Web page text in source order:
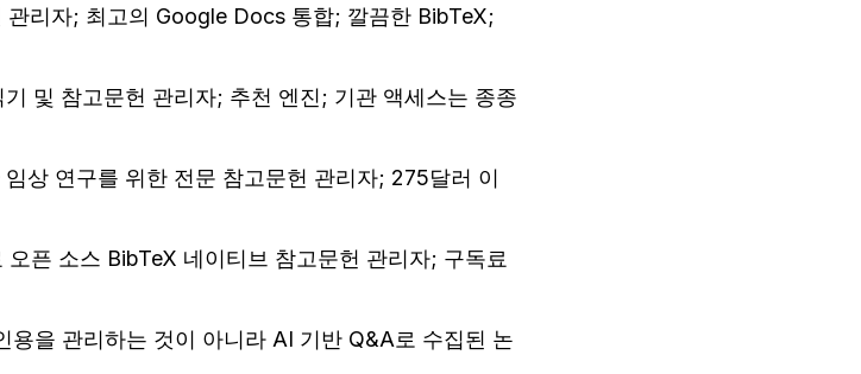
리자; 최고의 Google Docs 통합; 깔끔한 BibTeX;
및 참고문헌 관리자; 추천 엔진; 기관 액세스는 종종
상 연구를 위한 전문 참고문헌 관리자; 275달러 이
픈 소스 BibTeX 네이티브 참고문헌 관리자; 구독료
을 관리하는 것이 아니라 AI 기반 Q&A로 수집된 논